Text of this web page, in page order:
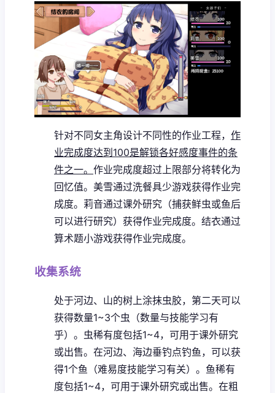
针对不同女主角设计不同性的作业工程， 作
业完成度达到100是解锁各好感度事件的条
件之一。 作业完成度超过上限部分将转化为
回忆值。 美雪通过洗餐具少游戏获得作业完
成度。 莉音通过课外研究（捕获鲜虫或鱼后
可以进行研究）获得作业完成度。 结衣通过
算术题小游戏获得作业完成度。
收集系统
处于河边、山的树上涂抹虫胶，第二天可以
获得数量1~3个虫（数量与技能学习有
乎）。虫稀有度包括1~4，可用于课外研究
或出售。 在河边、海边垂钓点钓鱼，可以获
得1个鱼（难易度技能学习有关）。鱼稀有
度包括1~4，可用于课外研究或出售。 在粗